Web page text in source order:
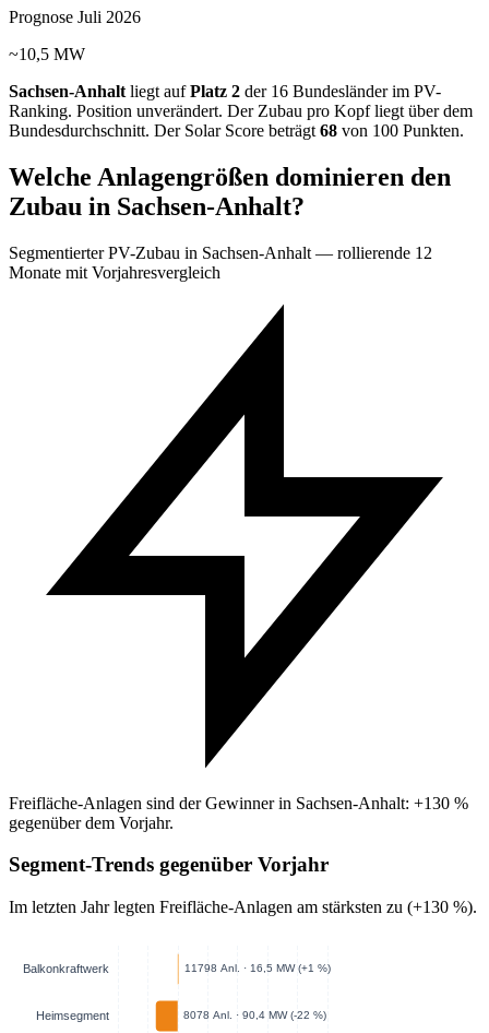
Prognose Juli 2026
~10,5 MW
Sachsen-Anhalt liegt aufPlatz 2 der 16 Bundesländer im PV-
Ranking. Position unverändert. Der Zubau pro Kopf liegt über dem
Bundesdurchschnitt. Der Solar Score beträgt 68 von 100 Punkten.
Welche Anlagengrößen dominieren den
Zubau in Sachsen-Anhalt?
Segmentierter PV-Zubau in Sachsen-Anhalt — rollierende 12
Monate mit Vorjahresvergleich
Freifläche-Anlagen sind der Gewinner in Sachsen-Anhalt: +130 %
gegenüber dem Vorjahr.
Segment-Trends gegenüber Vorjahr
Im letzten Jahr legten Freifläche-Anlagen am stärksten zu (+130 %).